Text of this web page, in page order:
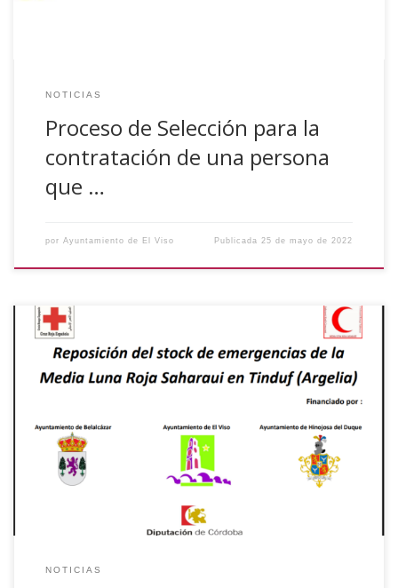
NOTICIAS
Proceso de Selección para la
contratación de una persona
que …
por Ayuntamiento de El Viso Publicada 25 de mayo de 2022
PROYECTO DE CRUZ ROJA ESPAÑOLA JUNTO CON MEDIA
LUNA SAHARAUI Y MEDIA LUNA ARGELIA, CON LA
FINANCIACIÓN Y COLABORACIÓN DE LA DIPUTACIÓN DE
VISO E HINOJOSA DEL DUQUE HAN DESARROLLADO EL
PROYECTO DENOMINADO “REPOSICIÓN DE STOCK DE
EMERGENCIAS DE LA MEDIAN LUNA ROJA […]
NOTICIAS